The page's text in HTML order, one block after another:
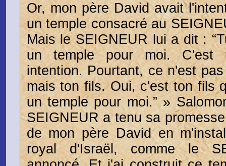
Or, mon père David avait
un temple consacré au
Mais le SEIGNEUR lui a dit :
un temple pour moi. C'est
intention. Pourtant, ce n'est
mais ton fils. Oui, c'est ton fils
un temple pour moi.” »
SEIGNEUR a tenu sa
de mon père David en
royal d'Israël, comme le